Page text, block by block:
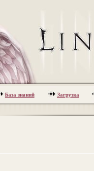
База знаний Загрузка